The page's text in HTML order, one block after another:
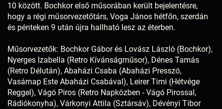
10 között. Bochkor első műsorában került bejelentésre,
hogy a régi műsorvezetőtárs, Voga János hétfőn, szerdán
és pénteken 9 után újra hallható lesz az éterben.
Műsorvezetők: Bochkor Gábor és Lovász László (Bochkor),
Nyerges Izabella (Retro Kívánságműsor), Dénes Tamás
(Retro Délután), Abaházi Csaba (Abaházi Presszó,
Vasárnap Este Abaházi Csabával), Leirer Timi (Hétvége
Reggel), Vágó Piros (Retro Napközben - Vágó Pirossal,
Rádiókonyha), Várkonyi Attila (Sztársáv), Dévényi Tibor